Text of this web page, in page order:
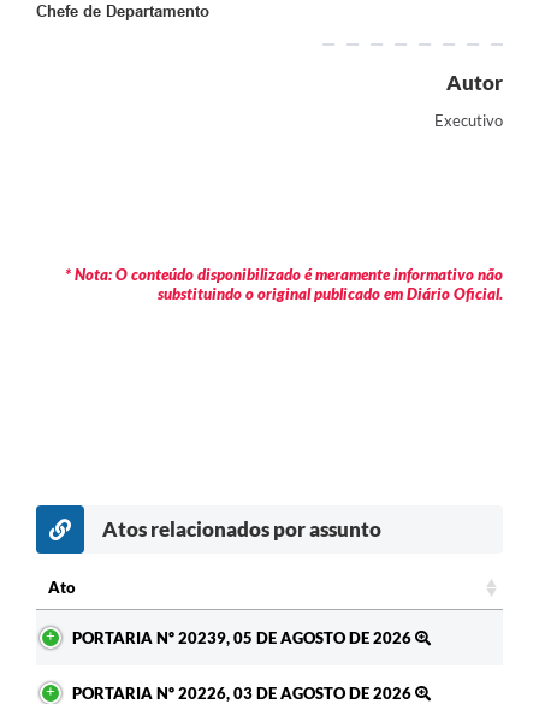
Chefe de Departamento
Autor
Executivo
* Nota: O conteúdo disponibilizado é meramente informativo não
substituindo o original publicado em Diário Oficial.
Atos relacionados por assunto
Ato
PORTARIA Nº 20239, 05 DE AGOSTO DE 2026
PORTARIA Nº 20226, 03 DE AGOSTO DE 2026